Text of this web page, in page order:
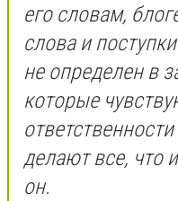
его словам,
слова и
не определен в
которые
делают все, что
он.